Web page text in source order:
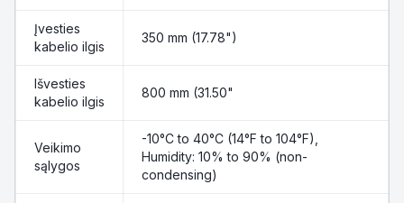
Įvesties
kabelio ilgis
350 mm (17.78")
Išvesties
kabelio ilgis
800 mm (31.50"
Veikimo
sąlygos
-10°C to 40°C (14°F to 104°F),
Humidity: 10% to 90% (non-
condensing)